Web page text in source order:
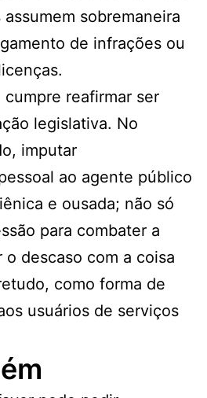
sobremaneira
de infrações ou
cumpre reafirmar ser
legislativa. No
imputar
ao agente público
e ousada; não só
para combater a
descaso com a coisa
como forma de
usuários de serviços